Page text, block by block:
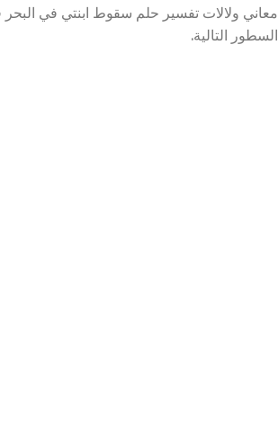
معاني ولالات تفسير حلم سقوط ابنتي في البحر
السطور التالية.